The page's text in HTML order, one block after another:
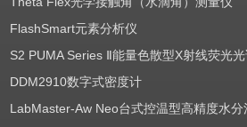
FlashSmart元素分析仪
DDM2910数字式密度计